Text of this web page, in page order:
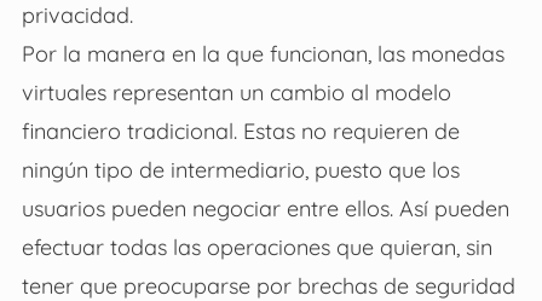
privacidad.
Por la manera en la que funcionan, las monedas
virtuales representan un cambio al modelo
financiero tradicional. Estas no requieren de
ningún tipo de intermediario, puesto que los
usuarios pueden negociar entre ellos. Así pueden
efectuar todas las operaciones que quieran, sin
tener que preocuparse por brechas de seguridad